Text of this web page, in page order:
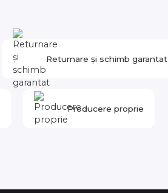
Returnare și schimb garantat
Producere proprie